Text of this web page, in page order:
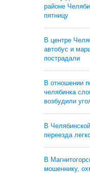
районе
пятницу
В центре
автобус и
пострадали
В отношении
челябинка
возбудили
В
переезда
В
мошеннику,